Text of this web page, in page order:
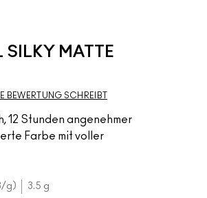
SILKY MATTE
BEWERTUNG SCHREIBT
12 Stunden angenehmer
Farbe mit voller
/g 3.5 g